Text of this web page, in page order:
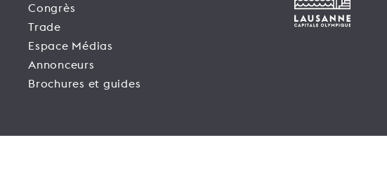
Congrès
Trade
Espace Médias
Annonceurs
Brochures et guides